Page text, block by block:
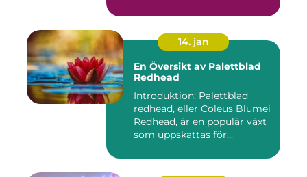
14. jan
En Översikt av Palettblad
Redhead
Introduktion: Palettblad
redhead, eller Coleus Blumei
Redhead, är en populär växt
som uppskattas för...